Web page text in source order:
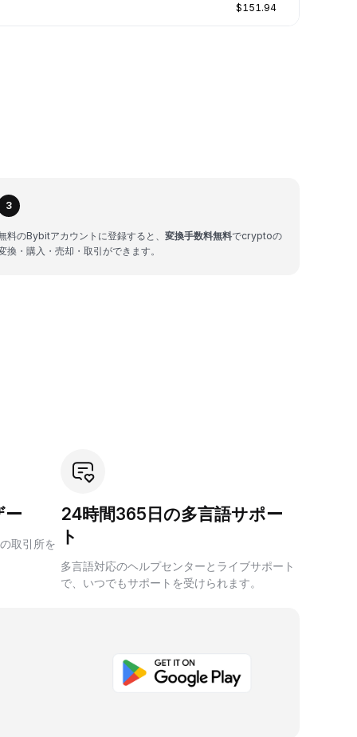
$151.94
3
料のBybitアカウントに登録すると、 変換手数料無料でcryptoの
換・購入・売却・取引ができます。
ー
取引所を
24時間365日の多言語サポー
ト
多言語対応のヘルプセンターとライブサポート
で、いつでもサポートを受けられます。